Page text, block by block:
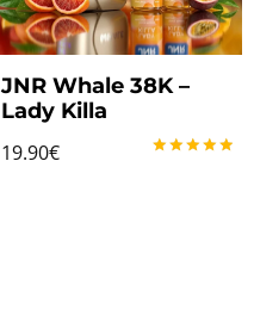
JNR Whale 38K –
Lady Killa
19.90€